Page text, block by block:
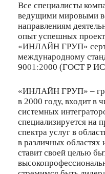
Все специалисты
ведущими мировыми
направлениям
опыт успешных
«ИНЛАЙН ГРУП»
международному
9001:2000 (ГОСТ Р
«ИНЛАЙН ГРУП» –
в 2000 году, входит в
системных
специализируется на
спектра услуг в
в различных
ставит своей целью